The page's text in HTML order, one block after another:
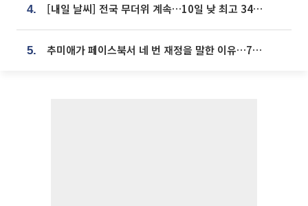
4. [내일 날씨] 전국 무더위 계속…10일 낮 최고 34도 육박
5. 추미애가 페이스북서 네 번 재정을 말한 이유…7700억 추경 열쇠는 도의회에